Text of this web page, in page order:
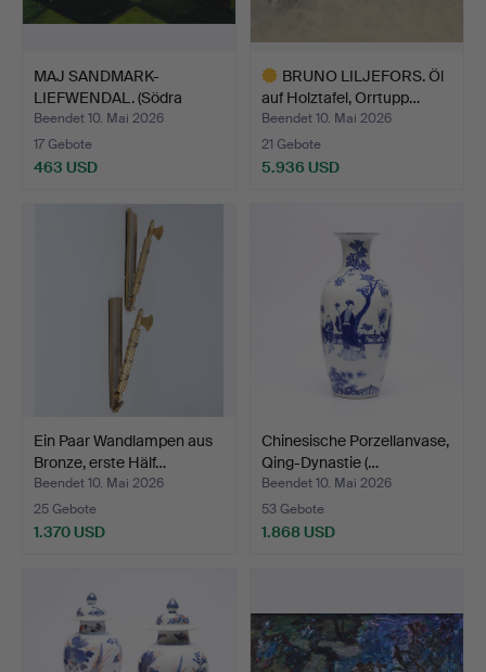
MAJ SANDMARK-
LIEFWENDAL. (Södra
Sandsjö 19…
Beendet 10. Mai 2026
17 Gebote
463 USD
BRUNO LILJEFORS. Öl
auf Holztafel, Orrtupp…
Beendet 10. Mai 2026
21 Gebote
5.936 USD
Ein Paar Wandlampen aus
Bronze, erste Hälf…
Beendet 10. Mai 2026
25 Gebote
1.370 USD
Chinesische Porzellanvase,
Qing-Dynastie (…
Beendet 10. Mai 2026
53 Gebote
1.868 USD